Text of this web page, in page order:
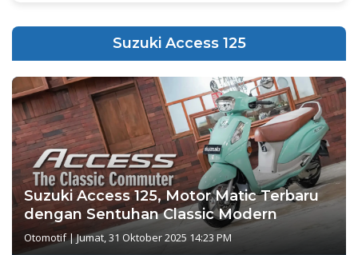
Suzuki Access 125
Suzuki Access 125, Motor Matic Terbaru
dengan Sentuhan Classic Modern
Otomotif|Jumat, 31 Oktober 2025 14:23 PM